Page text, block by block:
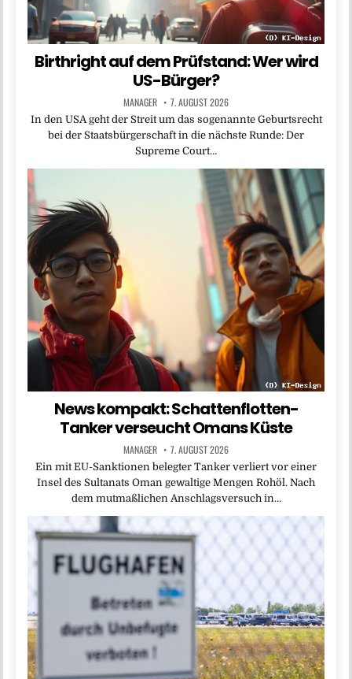
Birthright auf dem Prüfstand: Wer wird
US-Bürger?
MANAGER 7. AUGUST 2026
In den USA geht der Streit um das sogenannte Geburtsrecht
bei der Staatsbürgerschaft in die nächste Runde: Der
Supreme Court…
News kompakt: Schattenflotten-
Tanker verseucht Omans Küste
MANAGER 7. AUGUST 2026
Ein mit EU-Sanktionen belegter Tanker verliert vor einer
Insel des Sultanats Oman gewaltige Mengen Rohöl. Nach
dem mutmaßlichen Anschlagsversuch in…